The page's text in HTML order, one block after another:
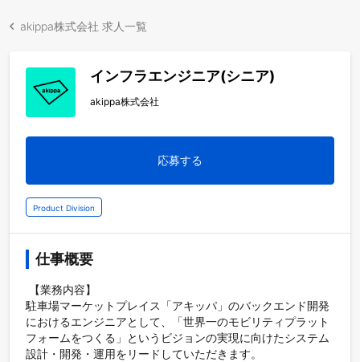
akippa株式会社 求人一覧
インフラエンジニア(シニア)
akippa株式会社
応募する
Product Division
仕事概要
駐車場マーケットプレイス「アキッパ」のバックエンド開発
におけるエンジニアとして、「世界一のモビリティプラット
フォームをつくる」というビジョンの実現に向けたシステム
設計・開発・運用をリードしていただきます。